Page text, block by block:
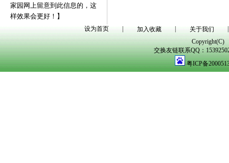
家园网上留意到此信息的，这
样效果会更好！】
设为首页 加入收藏 关于我们
Copyright(C)
交换友链联系QQ：
粤ICP备